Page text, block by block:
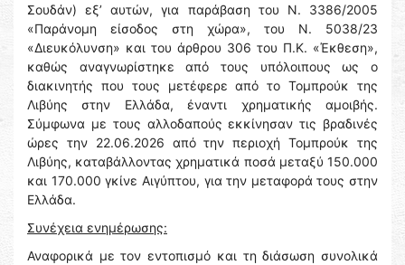
Σουδάν) εξ’ αυτών, για παράβαση του Ν. 3386/2005
«Παράνομη είσοδος στη χώρα», του Ν. 5038/23
«Διευκόλυνση» και του άρθρου 306 του Π.Κ. «Έκθεση»,
καθώς αναγνωρίστηκε από τους υπόλοιπους ως ο
διακινητής που τους μετέφερε από το Τομπρούκ της
Λιβύης στην Ελλάδα, έναντι χρηματικής αμοιβής.
Σύμφωνα με τους αλλοδαπούς εκκίνησαν τις βραδινές
ώρες την 22.06.2026 από την περιοχή Τομπρούκ της
Λιβύης, καταβάλλοντας χρηματικά ποσά μεταξύ 150.000
και 170.000 γκίνε Αιγύπτου, για την μεταφορά τους στην
Ελλάδα.
Συνέχεια ενημέρωσης:
Αναφορικά με τον εντοπισμό και τη διάσωση συνολικά